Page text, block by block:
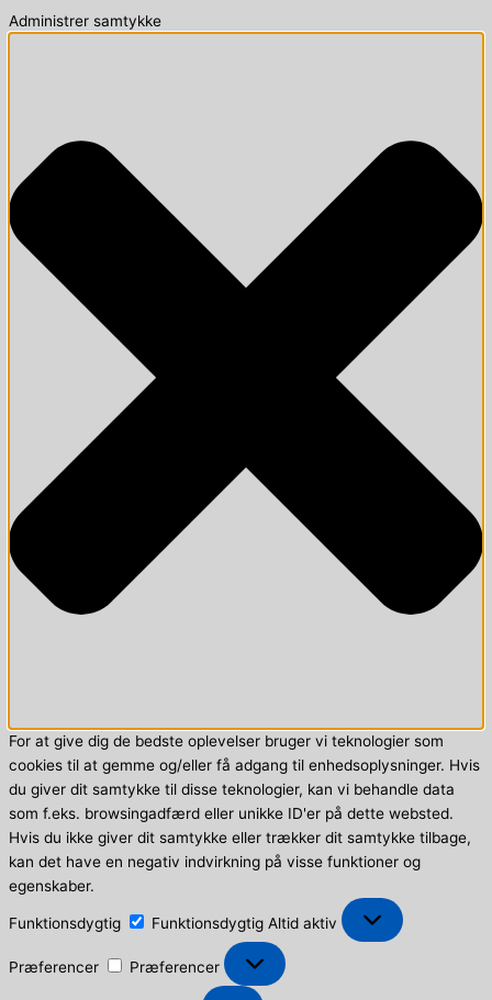
Administrer samtykke
For at give dig de bedste oplevelser bruger vi teknologier som
cookies til at gemme og/eller få adgang til enhedsoplysninger. Hvis
du giver dit samtykke til disse teknologier, kan vi behandle data
som f.eks. browsingadfærd eller unikke ID'er på dette websted.
Hvis du ikke giver dit samtykke eller trækker dit samtykke tilbage,
kan det have en negativ indvirkning på visse funktioner og
egenskaber.
Funktionsdygtig Funktionsdygtig Altid aktiv
Præferencer Præferencer